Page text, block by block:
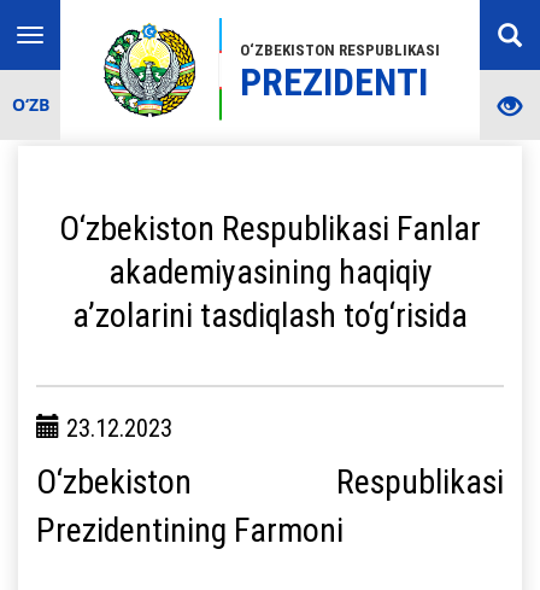
O‘ZBEKISTON RESPUBLIKASI
PREZIDENTI
Toggle
navigation
O‘ZB
O‘zbekiston Respublikasi Fanlar
akademiyasining haqiqiy
a’zolarini tasdiqlash to‘g‘risida
23.12.2023
O‘zbekiston Respublikasi
Prezidentining Farmoni